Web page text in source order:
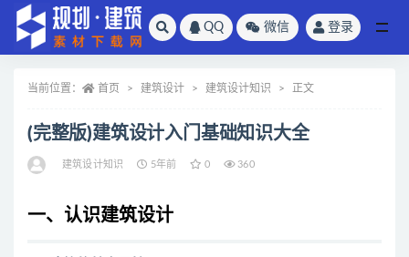
QQ 微信 登录
当前位置： 首页 建筑设计 建筑设计知识 正文
(完整版)建筑设计入门基础知识大全
建筑设计知识 5年前 0 360
一、认识建筑设计
全部